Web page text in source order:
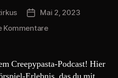
Beitragsdatum
Mai 2, 2023
Kommentarezu
„Ich
Creepypasta-Podcast! Hier